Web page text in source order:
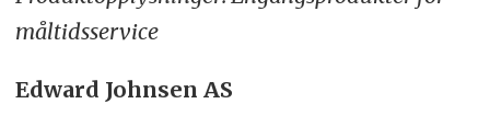
måltidsservice
Edward Johnsen AS